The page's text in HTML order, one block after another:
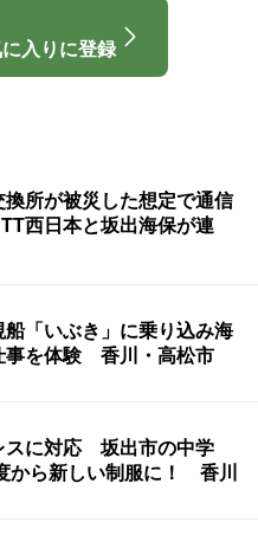
入りに登録
換所が被災した想定で通信
西日本と坂出海保が連
船「いぶき」に乗り込み海
事を体験 香川・高松市
スに対応 坂出市の中学
ら新しい制服に！ 香川